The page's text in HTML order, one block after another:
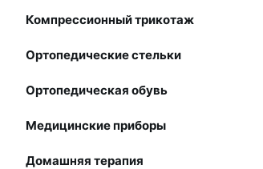
Компрессионный трикотаж
Ортопедические стельки
Ортопедическая обувь
Медицинские приборы
Домашняя терапия